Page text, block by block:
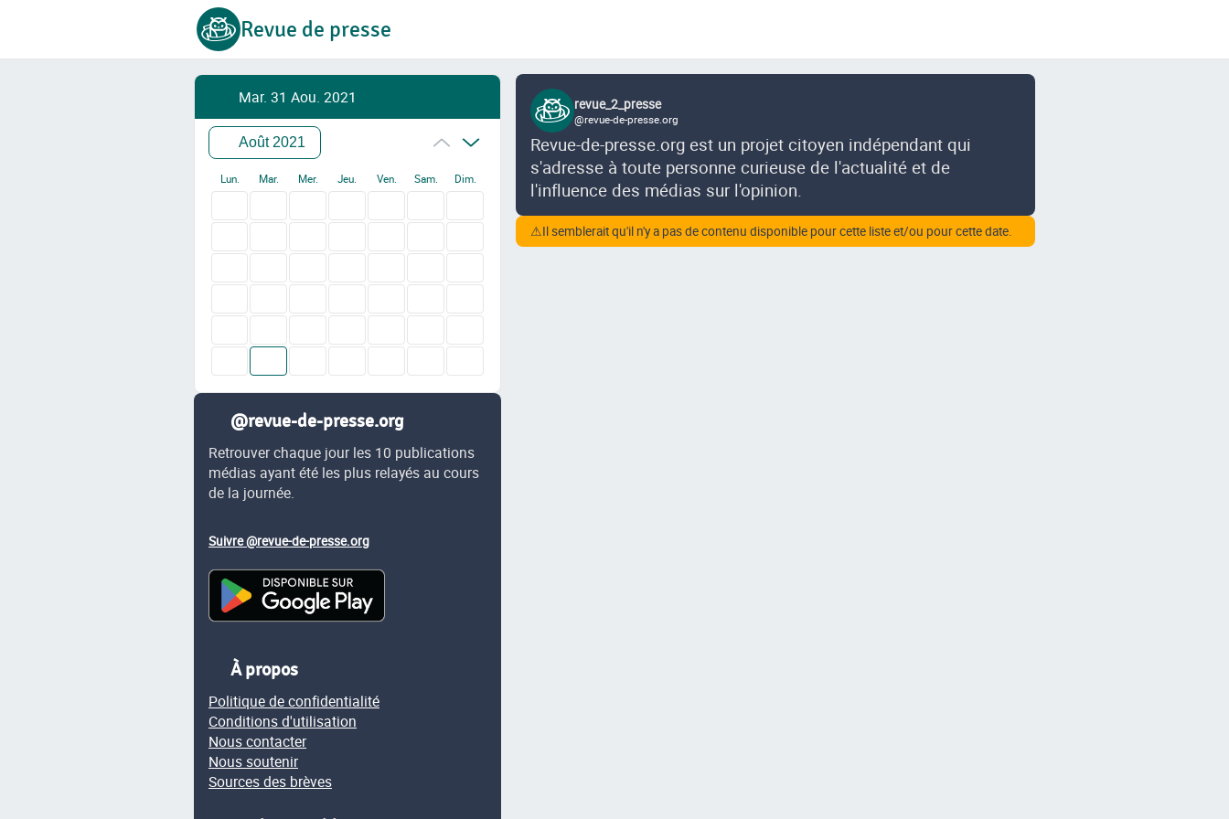
Revue de presse
Mar. 31 Aou. 2021
Août 2021
Lun. Mar. Mer. Jeu. Ven. Sam. Dim.
@revue-de-presse.org
Retrouver chaque jour les 10 publications
médias ayant été les plus relayés au cours
de la journée.
Suivre @revue-de-presse.org
À propos
Politique de confidentialité
Conditions d'utilisation
Nous contacter
Nous soutenir
Sources des brèves
revue_2_presse
@revue-de-presse.org
Revue-de-presse.org est un projet citoyen indépendant qui
s'adresse à toute personne curieuse de l'actualité et de
l'influence des médias sur l'opinion.
⚠Il semblerait qu'il n'y a pas de contenu disponible pour cette liste et/ou pour cette date.